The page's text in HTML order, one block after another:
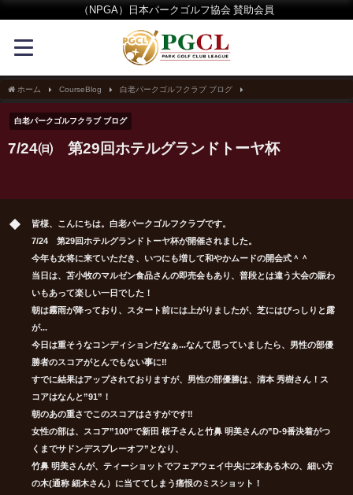
（NPGA）日本パークゴルフ協会 賛助会員
ホーム CourseBlog 白老パークゴルフクラブ ブログ
白老パークゴルフクラブ ブログ
7/24㈰ 第29回ホテルグランドトーヤ杯
皆様、こんにちは。白老パークゴルフクラブです。
7/24 第29回ホテルグランドトーヤ杯が開催されました。
今年も女将に来ていただき、いつにも増して和やかムードの開会式＾＾
当日は、苫小牧のマルゼン食品さんの即売会もあり、普段とは違う大会の賑わ
いもあって楽しい一日でした！
朝は霧雨が降っており、スタート前には上がりましたが、芝にはびっしりと露
が...
今日は重そうなコンディションだなぁ...なんて思っていましたら、男性の部優
勝者のスコアがとんでもない事に‼
すでに結果はアップされておりますが、男性の部優勝は、清本 秀樹さん！ス
コアはなんと”91”！
朝のあの重さでこのスコアはさすがです‼
女性の部は、スコア”100”で新田 桜子さんと竹鼻 明美さんの”D-9番決着がつ
くまでサドンデスプレーオフ”となり、
竹鼻 明美さんが、ティーショットでフェアウェイ中央に2本ある木の、細い方
の木(通称 細木さん）に当ててしまう痛恨のミスショット！